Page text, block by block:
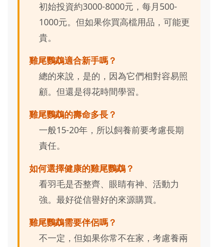
初始投資約3000-8000元，每月500-
1000元。但如果你買高檔用品，可能更
貴。
雞尾鸚鵡適合新手嗎？
總的來說，是的，因為它們相對容易照
顧。但還是得花時間學習。
雞尾鸚鵡的壽命多長？
一般15-20年，所以飼養前要考慮長期
責任。
如何選擇健康的雞尾鸚鵡？
看羽毛是否整齊、眼睛有神、活動力
強。最好從信譽好的來源購買。
雞尾鸚鵡需要伴侶嗎？
不一定，但如果你常不在家，考慮養兩